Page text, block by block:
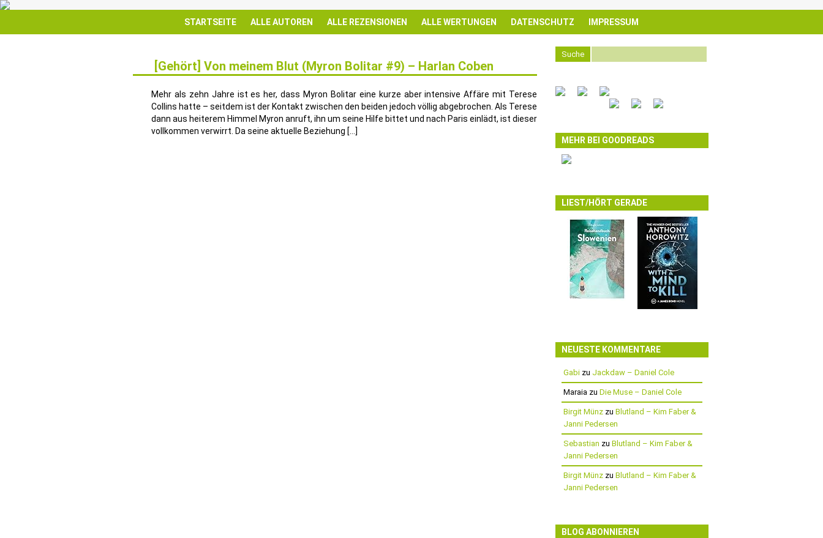
STARTSEITE ALLE AUTOREN ALLE REZENSIONEN ALLE WERTUNGEN DATENSCHUTZ IMPRESSUM
[Gehört] Von meinem Blut (Myron Bolitar #9) – Harlan Coben
Mehr als zehn Jahre ist es her, dass Myron Bolitar eine kurze aber intensive Affäre mit Terese
Collins hatte – seitdem ist der Kontakt zwischen den beiden jedoch völlig abgebrochen. Als Terese
dann aus heiterem Himmel Myron anruft, ihn um seine Hilfe bittet und nach Paris einlädt, ist dieser
vollkommen verwirrt. Da seine aktuelle Beziehung […]
Suche
MEHR BEI GOODREADS
LIEST/HÖRT GERADE
NEUESTE KOMMENTARE
Gabi zu Jackdaw – Daniel Cole
Maraia zu Die Muse – Daniel Cole
Birgit Münz zu Blutland – Kim Faber &
Janni Pedersen
Sebastian zu Blutland – Kim Faber &
Janni Pedersen
Birgit Münz zu Blutland – Kim Faber &
Janni Pedersen
BLOG ABONNIEREN